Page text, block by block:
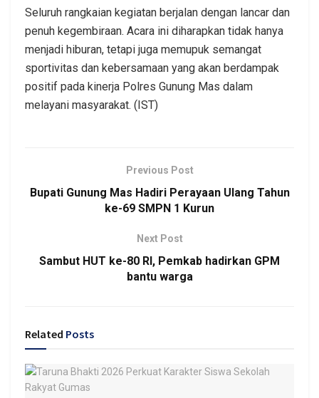
Seluruh rangkaian kegiatan berjalan dengan lancar dan
penuh kegembiraan. Acara ini diharapkan tidak hanya
menjadi hiburan, tetapi juga memupuk semangat
sportivitas dan kebersamaan yang akan berdampak
positif pada kinerja Polres Gunung Mas dalam
melayani masyarakat. (IST)
Previous Post
Bupati Gunung Mas Hadiri Perayaan Ulang Tahun
ke-69 SMPN 1 Kurun
Next Post
Sambut HUT ke-80 RI, Pemkab hadirkan GPM
bantu warga
Related Posts